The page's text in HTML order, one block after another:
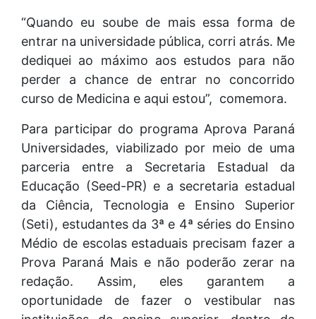
“Quando eu soube de mais essa forma de
entrar na universidade pública, corri atrás. Me
dediquei ao máximo aos estudos para não
perder a chance de entrar no concorrido
curso de Medicina e aqui estou”, comemora.
Para participar do programa Aprova Paraná
Universidades, viabilizado por meio de uma
parceria entre a Secretaria Estadual da
Educação (Seed-PR) e a secretaria estadual
da Ciência, Tecnologia e Ensino Superior
(Seti), estudantes da 3ª e 4ª séries do Ensino
Médio de escolas estaduais precisam fazer a
Prova Paraná Mais e não poderão zerar na
redação. Assim, eles garantem a
oportunidade de fazer o vestibular nas